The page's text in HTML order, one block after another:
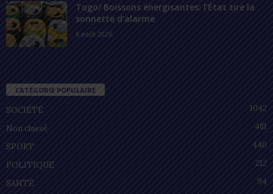
Togo/ Boissons énergisantes: l’État tire la
sonnette d’alarme
6 août 2026
CATÉGORIE POPULAIRE
SOCIÉTÉ
1042
Non classé
481
SPORT
440
POLITIQUE
212
SANTÉ
94